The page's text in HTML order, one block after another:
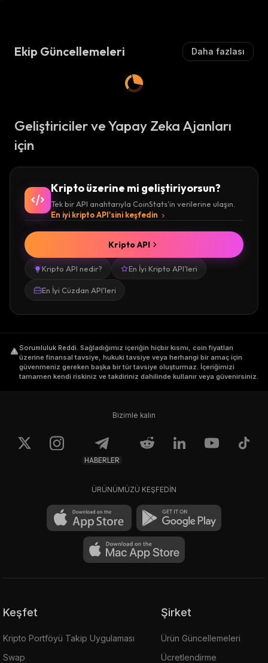
Ekip Güncellemeleri Daha fazlası
Geliştiriciler ve Yapay Zeka Ajanları
için
Kripto üzerine mi geliştiriyorsun?
Tek bir API anahtarıyla CoinStats'in verilerine ulaşın.
En iyi kripto API'sini keşfedin
Kripto API nedir? En İyi Kripto API'leri
En İyi Cüzdan API'leri
Kripto API
Sorumluluk Reddi. Sağladığımız içeriğin hiçbir kısmı, coin fiyatları
üzerine finansal tavsiye, hukuki tavsiye veya herhangi bir amaç için
güvenmeniz gereken başka bir tür tavsiye oluşturmaz. İçeriğimizi
tamamen kendi riskiniz ve takdiriniz dahilinde kullanır veya güvenirsiniz.
Bizimle kalın
HABERLER
ÜRÜNÜMÜZÜ KEŞFEDİN
Keşfet
Kripto Portföyü Takip Uygulaması
Swap
Şirket
Ürün Güncellemeleri
Ücretlendirme